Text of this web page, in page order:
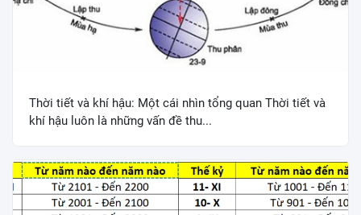
Thời tiết và khí hậu: Một cái nhìn tổng quan Thời tiết và
khí hậu luôn là những vấn đề thu...